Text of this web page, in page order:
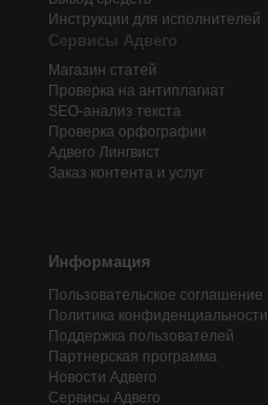
Инструкции для исполнителей
Сервисы Адвего
Магазин статей
Проверка на антиплагиат
SEO-анализ текста
Проверка орфографии
Адвего Лингвист
Заказ контента и услуг
Информация
Пользовательское соглашение
Политика конфиденциальности
Поддержка пользователей
Партнерская программа
Новости Адвего
Сервисы Адвего